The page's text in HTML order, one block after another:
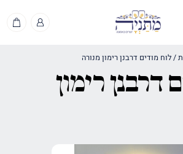
/לוח מודים דרבנן רימון מנורה
דרבנן רימון